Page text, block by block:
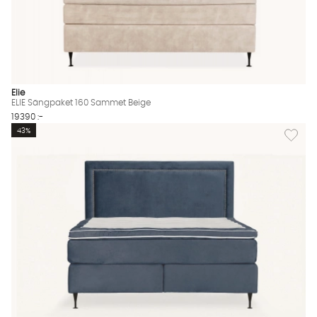
Elie
ELIE Sängpaket 160 Sammet Beige
19390 :-
Lägg
43%